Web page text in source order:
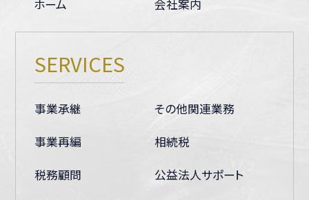
ホーム 会社案内
SERVICES
事業承継
事業再編
税務顧問
その他関連業務
相続税
公益法人サポート